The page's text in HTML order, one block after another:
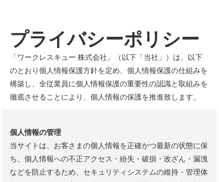
プライバシーポリシー
「ワークレスキュー 株式会社」（以下「当社」）は、以下
のとおり個人情報保護方針を定め、個人情報保護の仕組みを
構築し、全従業員に個人情報保護の重要性の認識と取組みを
徹底させることにより、個人情報の保護を推進致します。
個人情報の管理
当サイトは、お客さまの個人情報を正確かつ最新の状態に保
ち、個人情報への不正アクセス・紛失・破損・改ざん・漏洩
などを防止するため、セキュリティシステムの維持・管理体